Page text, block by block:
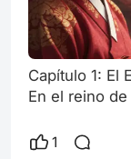
Capítulo 1: El
En el reino de
ancestrales,
1